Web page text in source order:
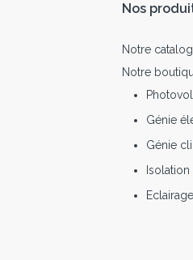
Nos
Notre
Notre
Génie
Génie
Isolation
Eclairage